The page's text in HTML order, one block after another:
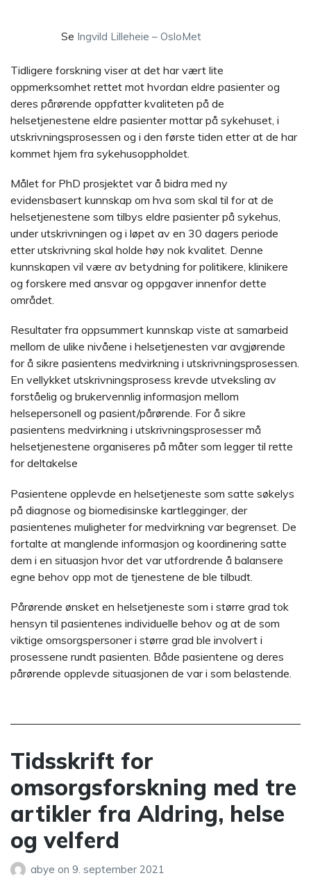
Se Ingvild Lilleheie – OsloMet
Tidligere forskning viser at det har vært lite
oppmerksomhet rettet mot hvordan eldre pasienter og
deres pårørende oppfatter kvaliteten på de
helsetjenestene eldre pasienter mottar på sykehuset, i
utskrivningsprosessen og i den første tiden etter at de har
kommet hjem fra sykehusoppholdet.
Målet for PhD prosjektet var å bidra med ny
evidensbasert kunnskap om hva som skal til for at de
helsetjenestene som tilbys eldre pasienter på sykehus,
under utskrivningen og i løpet av en 30 dagers periode
etter utskrivning skal holde høy nok kvalitet. Denne
kunnskapen vil være av betydning for politikere, klinikere
og forskere med ansvar og oppgaver innenfor dette
området.
Resultater fra oppsummert kunnskap viste at samarbeid
mellom de ulike nivåene i helsetjenesten var avgjørende
for å sikre pasientens medvirkning i utskrivningsprosessen.
En vellykket utskrivningsprosess krevde utveksling av
forståelig og brukervennlig informasjon mellom
helsepersonell og pasient/pårørende. For å sikre
pasientens medvirkning i utskrivningsprosesser må
helsetjenestene organiseres på måter som legger til rette
for deltakelse
Pasientene opplevde en helsetjeneste som satte søkelys
på diagnose og biomedisinske kartlegginger, der
pasientenes muligheter for medvirkning var begrenset. De
fortalte at manglende informasjon og koordinering satte
dem i en situasjon hvor det var utfordrende å balansere
egne behov opp mot de tjenestene de ble tilbudt.
Pårørende ønsket en helsetjeneste som i større grad tok
hensyn til pasientenes individuelle behov og at de som
viktige omsorgspersoner i større grad ble involvert i
prosessene rundt pasienten. Både pasientene og deres
pårørende opplevde situasjonen de var i som belastende.
Tidsskrift for
omsorgsforskning med tre
artikler fra Aldring, helse
og velferd
abye on 9. september 2021